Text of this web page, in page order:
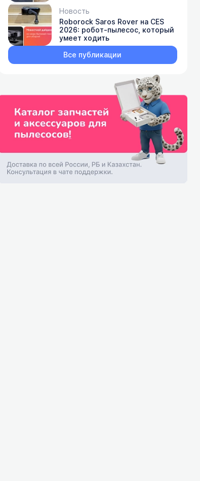
Новость
Roborock Saros Rover на CES
2026: робот-пылесос, который
умеет ходить
Все публикации